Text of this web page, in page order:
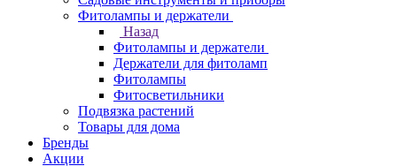
Фитолампы и держатели
Назад
Фитолампы и держатели
Держатели для фитоламп
Фитолампы
Фитосветильники
Подвязка растений
Товары для дома
Бренды
Акции